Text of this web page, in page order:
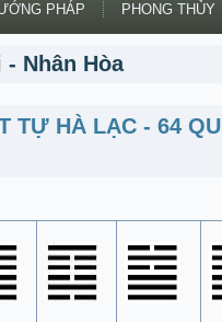
PHÁP PHONG THỦY
Nhân Hòa
TỰ HÀ LẠC - 64